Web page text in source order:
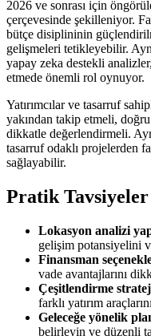
2026 ve sonrası için
çerçevesinde şekilleniyor.
bütçe disiplininin
gelişmeleri tetikleyebilir.
yapay zeka destekli
etmede önemli rol oynuyor.
Yatırımcılar ve tasarruf
yakından takip etmeli,
dikkatle değerlendirmeli.
tasarruf odaklı projelerden
sağlayabilir.
Pratik Tavsiyeler
Lokasyon analizi
gelişim potansiyelini
Finansman
vade avantajlarını
Çeşitlendirme
farklı yatırım
Geleceğe yönelik
belirleyin ve düzenli